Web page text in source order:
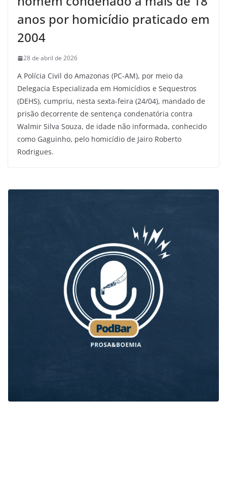
anos por homicídio praticado em
2004
28 de abril de 2026
A Polícia Civil do Amazonas (PC-AM), por meio da
Delegacia Especializada em Homicídios e Sequestros
(DEHS), cumpriu, nesta sexta-feira (24/04), mandado de
prisão decorrente de sentença condenatória contra
Walmir Silva Souza, de idade não informada, conhecido
como Gaguinho, pelo homicídio de Jairo Roberto
Rodrigues.